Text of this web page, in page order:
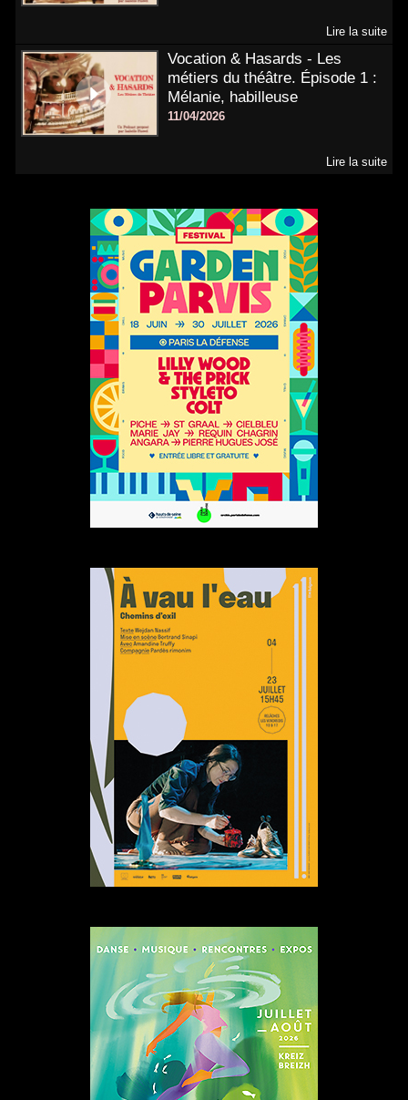
Lire la suite
Vocation & Hasards - Les
métiers du théâtre. Épisode 1 :
Mélanie, habilleuse
11/04/2026
Lire la suite